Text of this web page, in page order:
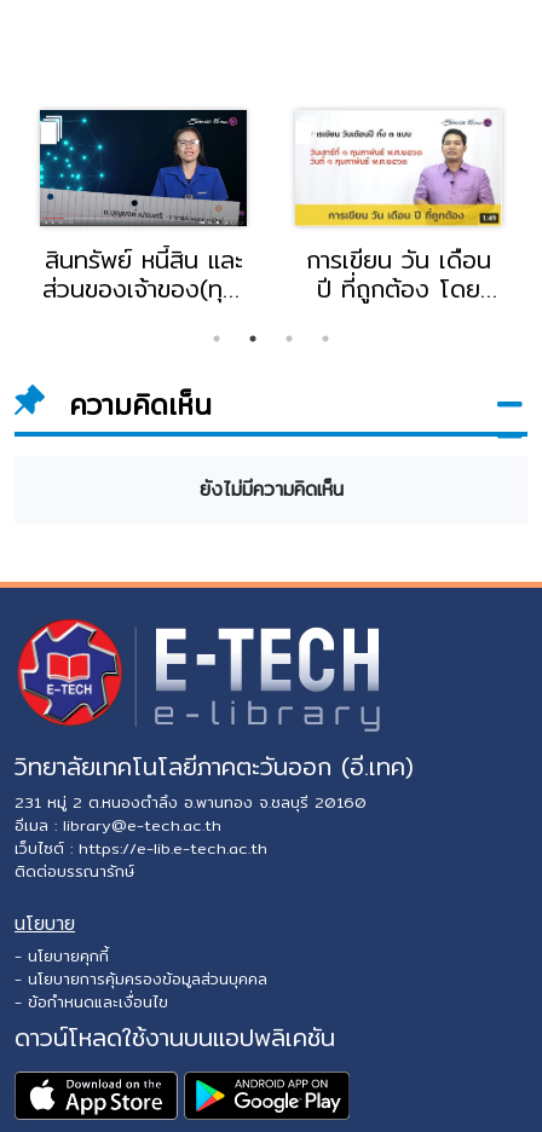
สินทรัพย์ หนี้สิน และ
ส่วนของเจ้าของ(ทุน)
เปรมศรี อาจารย์
วิทยาลัยอี.เทค
การเขียน วัน เดือน
ปี ที่ถูกต้อง โดย
อาจารย์แผนกภาษา
ความคิดเห็น
ยังไม่มีความคิดเห็น
วิทยาลัยเทคโนโลยีภาคตะวันออก (อี.เทค)
231 หมู่ 2 ต.หนองตำลึง อ.พานทอง จ.ชลบุรี 20160
อีเมล : library@e-tech.ac.th
เว็บไซต์ : https://e-lib.e-tech.ac.th
ติดต่อบรรณารักษ์
นโยบาย
- นโยบายคุกกี้
- นโยบายการคุ้มครองข้อมูลส่วนบุคคล
- ข้อกำหนดและเงื่อนไข
ดาวน์โหลดใช้งานบนแอปพลิเคชัน